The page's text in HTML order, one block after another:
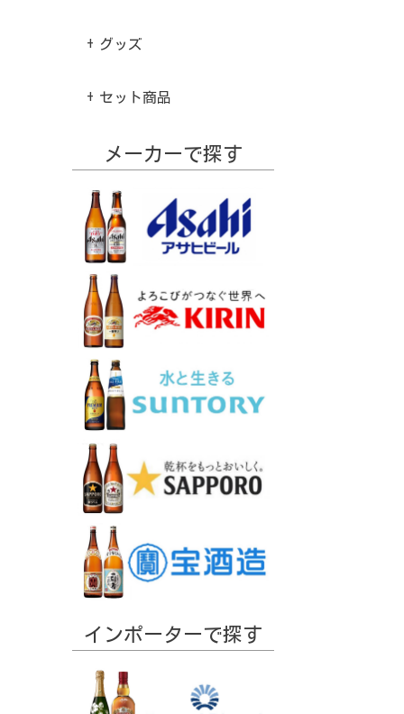
グッズ
セット商品
メーカーで探す
インポーターで探す